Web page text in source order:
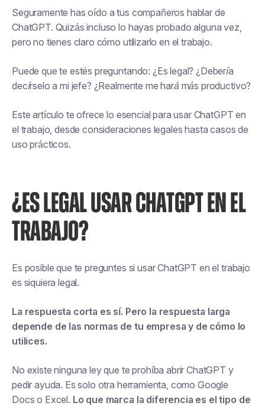
Seguramente has oído a tus compañeros hablar de
ChatGPT. Quizás incluso lo hayas probado alguna vez,
pero no tienes claro cómo utilizarlo en el trabajo.
Puede que te estés preguntando: ¿Es legal? ¿Debería
decírselo a mi jefe? ¿Realmente me hará más productivo?
Este artículo te ofrece lo esencial para usar ChatGPT en
el trabajo, desde consideraciones legales hasta casos de
uso prácticos.
¿ES LEGAL USAR CHATGPT EN EL
TRABAJO?
Es posible que te preguntes si usar ChatGPT en el trabajo
es siquiera legal.
La respuesta corta es sí. Pero la respuesta larga
depende de las normas de tu empresa y de cómo lo
utilices.
No existe ninguna ley que te prohíba abrir ChatGPT y
pedir ayuda. Es solo otra herramienta, como Google
Docs o Excel. Lo que marca la diferencia es el tipo de